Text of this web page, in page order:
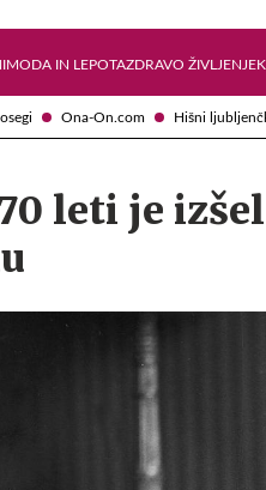
Ona-On.com Hišni
MODA IN LEPOTAZDRAVO ŽIVLJENJE
leti je